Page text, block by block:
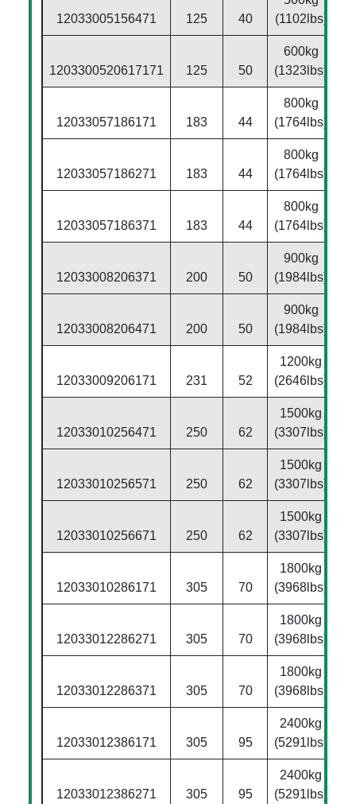
12033005156471 125 40
(1102lbs)
1203300520617171 125 50
600kg
(1323lbs)
12033057186171 183 44
800kg
(1764lbs)
12033057186271 183 44
800kg
(1764lbs)
12033057186371 183 44
800kg
(1764lbs)
12033008206371 200 50
900kg
(1984lbs)
12033008206471 200 50
900kg
(1984lbs)
12033009206171 231 52
1200kg
(2646lbs)
12033010256471 250 62
1500kg
(3307lbs)
12033010256571 250 62
1500kg
(3307lbs)
12033010256671 250 62
1500kg
(3307lbs)
12033010286171 305 70
1800kg
(3968lbs)
12033012286271 305 70
1800kg
(3968lbs)
12033012286371 305 70
1800kg
(3968lbs)
12033012386171 305 95
2400kg
(5291lbs)
12033012386271 305 95
2400kg
(5291lbs)